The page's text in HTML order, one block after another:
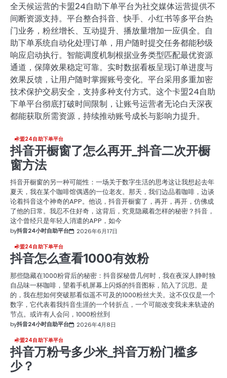
全天候运营的卡盟24自助下单平台为社交媒体运营提供不
间断资源支持。平台整合抖音、快手、小红书等多平台热
门业务，粉丝增长、互动提升、播放量增加一应俱全。自
助下单系统自动化处理订单，用户随时提交任务都能秒级
响应启动执行。智能调度机制根据业务类型匹配最优资源
通道，保障效果稳定可靠。实时数据看板呈现订单进度与
效果反馈，让用户随时掌握账号变化。平台采用多重加密
技术保护交易安全，支持多种支付方式。这个卡盟24自助
下单平台彻底打破时间限制，让账号运营者无论白天深夜
都能获取所需资源，持续推动账号成长与影响力提升。
卡盟24自助下单平台
抖音开橱窗了怎么再开_抖音二次开橱
窗方法
抖音开橱窗的另一种可能性：一场关于数字生活的思考这让我想起去年
夏天，我在某个咖啡馆偶遇的一位老友。那天，我们边品着咖啡，边谈
论着抖音这个神奇的APP。他说，抖音开橱窗了，再开，再开，仿佛成
了他的日常。我忍不住好奇，这背后，究竟隐藏着怎样的秘密？抖音，
这个曾经只是年轻人消遣的APP，如今
by抖音24小时自助平台 2026年6月17日
卡盟24自助下单平台
抖音怎么查看1000有效粉
那些隐藏在1000粉背后的秘密：抖音探秘曾几何时，我在夜深人静时独
自品味一杯咖啡，望着手机屏幕上闪烁的抖音图标，陷入了沉思。是
的，我在想如何突破那看似遥不可及的1000粉丝大关。这不仅仅是一个
数字，它代表着我抖音生涯的一个转折点，一个可能改变我未来轨迹的
节点。或许有人会问，1000粉丝到
by抖音24小时自助平台 2026年4月8日
卡盟24自助下单平台
抖音万粉号多少米_抖音万粉门槛多
少？